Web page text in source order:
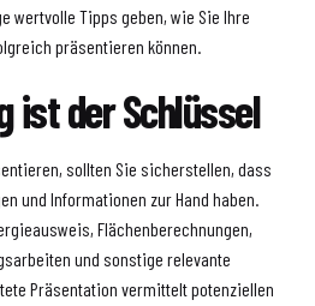
wertvolle Tipps geben, wie Sie Ihre
präsentieren können.
ist der Schlüssel
sollten Sie sicherstellen, dass
und Informationen zur Hand haben.
Flächenberechnungen,
und sonstige relevante
Präsentation vermittelt potenziellen